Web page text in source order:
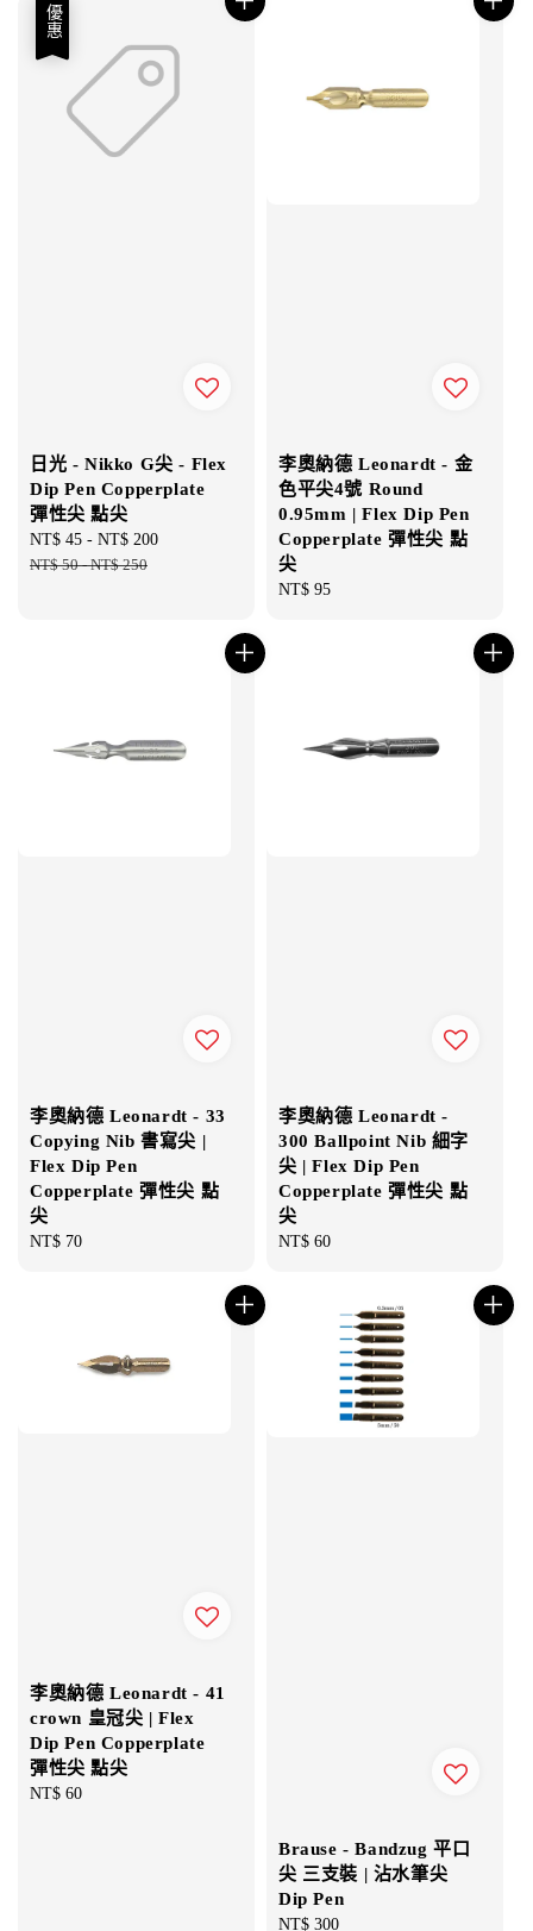
優惠
日光 - Nikko G尖 - Flex
Dip Pen Copperplate
彈性尖 點尖
Sale
price
NT$ 45 - NT$ 200
NT$ 50-NT$ 250
李奧納德 Leonardt - 金
色平尖4號 Round
0.95mm | Flex Dip Pen
Copperplate 彈性尖 點
尖
Regular
NT$ 95
李奧納德 Leonardt - 33
Copying Nib 書寫尖 |
Flex Dip Pen
Copperplate 彈性尖 點
尖
Regular
NT$ 70
李奧納德 Leonardt -
300 Ballpoint Nib 細字
尖 | Flex Dip Pen
Copperplate 彈性尖 點
尖
Regular
NT$ 60
李奧納德 Leonardt - 41
crown 皇冠尖 | Flex
Dip Pen Copperplate
彈性尖 點尖
Regular
NT$ 60
Brause - Bandzug 平口
尖 三支裝 | 沾水筆尖
Dip Pen
Regular
NT$ 300